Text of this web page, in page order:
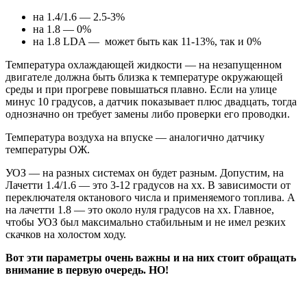
на 1.4/1.6 — 2.5-3%
на 1.8 — 0%
на 1.8 LDA — может быть как 11-13%, так и 0%
Температура охлаждающей жидкости — на незапущенном
двигателе должна быть близка к температуре окружающей
среды и при прогреве повышаться плавно. Если на улице
минус 10 градусов, а датчик показывает плюс двадцать, тогда
однозначно он требует замены либо проверки его проводки.
Температура воздуха на впуске — аналогично датчику
температуры ОЖ.
УОЗ — на разных системах он будет разным. Допустим, на
Лачетти 1.4/1.6 — это 3-12 градусов на хх. В зависимости от
переключателя октанового числа и применяемого топлива. А
на лачетти 1.8 — это около нуля градусов на хх. Главное,
чтобы УОЗ был максимально стабильным и не имел резких
скачков на холостом ходу.
Вот эти параметры очень важны и на них стоит обращать
внимание в первую очередь. НО!